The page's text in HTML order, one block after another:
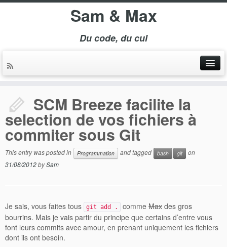
Sam & Max
Du code, du cul
SCM Breeze facilite la
selection de vos fichiers à
commiter sous Git
This entry was posted in Programmation and tagged bash git
on
31/08/2012bySam
Je sais, vous faites tous git add . comme Max des gros
bourrins. Mais je vais partir du principe que certains d’entre vous
font leurs commits avec amour, en prenant uniquement les fichiers
dont ils ont besoin.